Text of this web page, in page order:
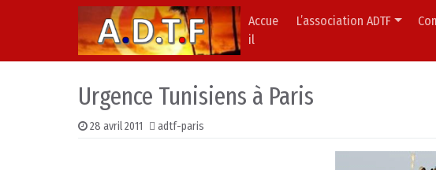
Skip to content
Main Navigation
Accue
il
L’association ADTF
Urgence Tunisiens à Paris
28 avril 2011 adtf-paris